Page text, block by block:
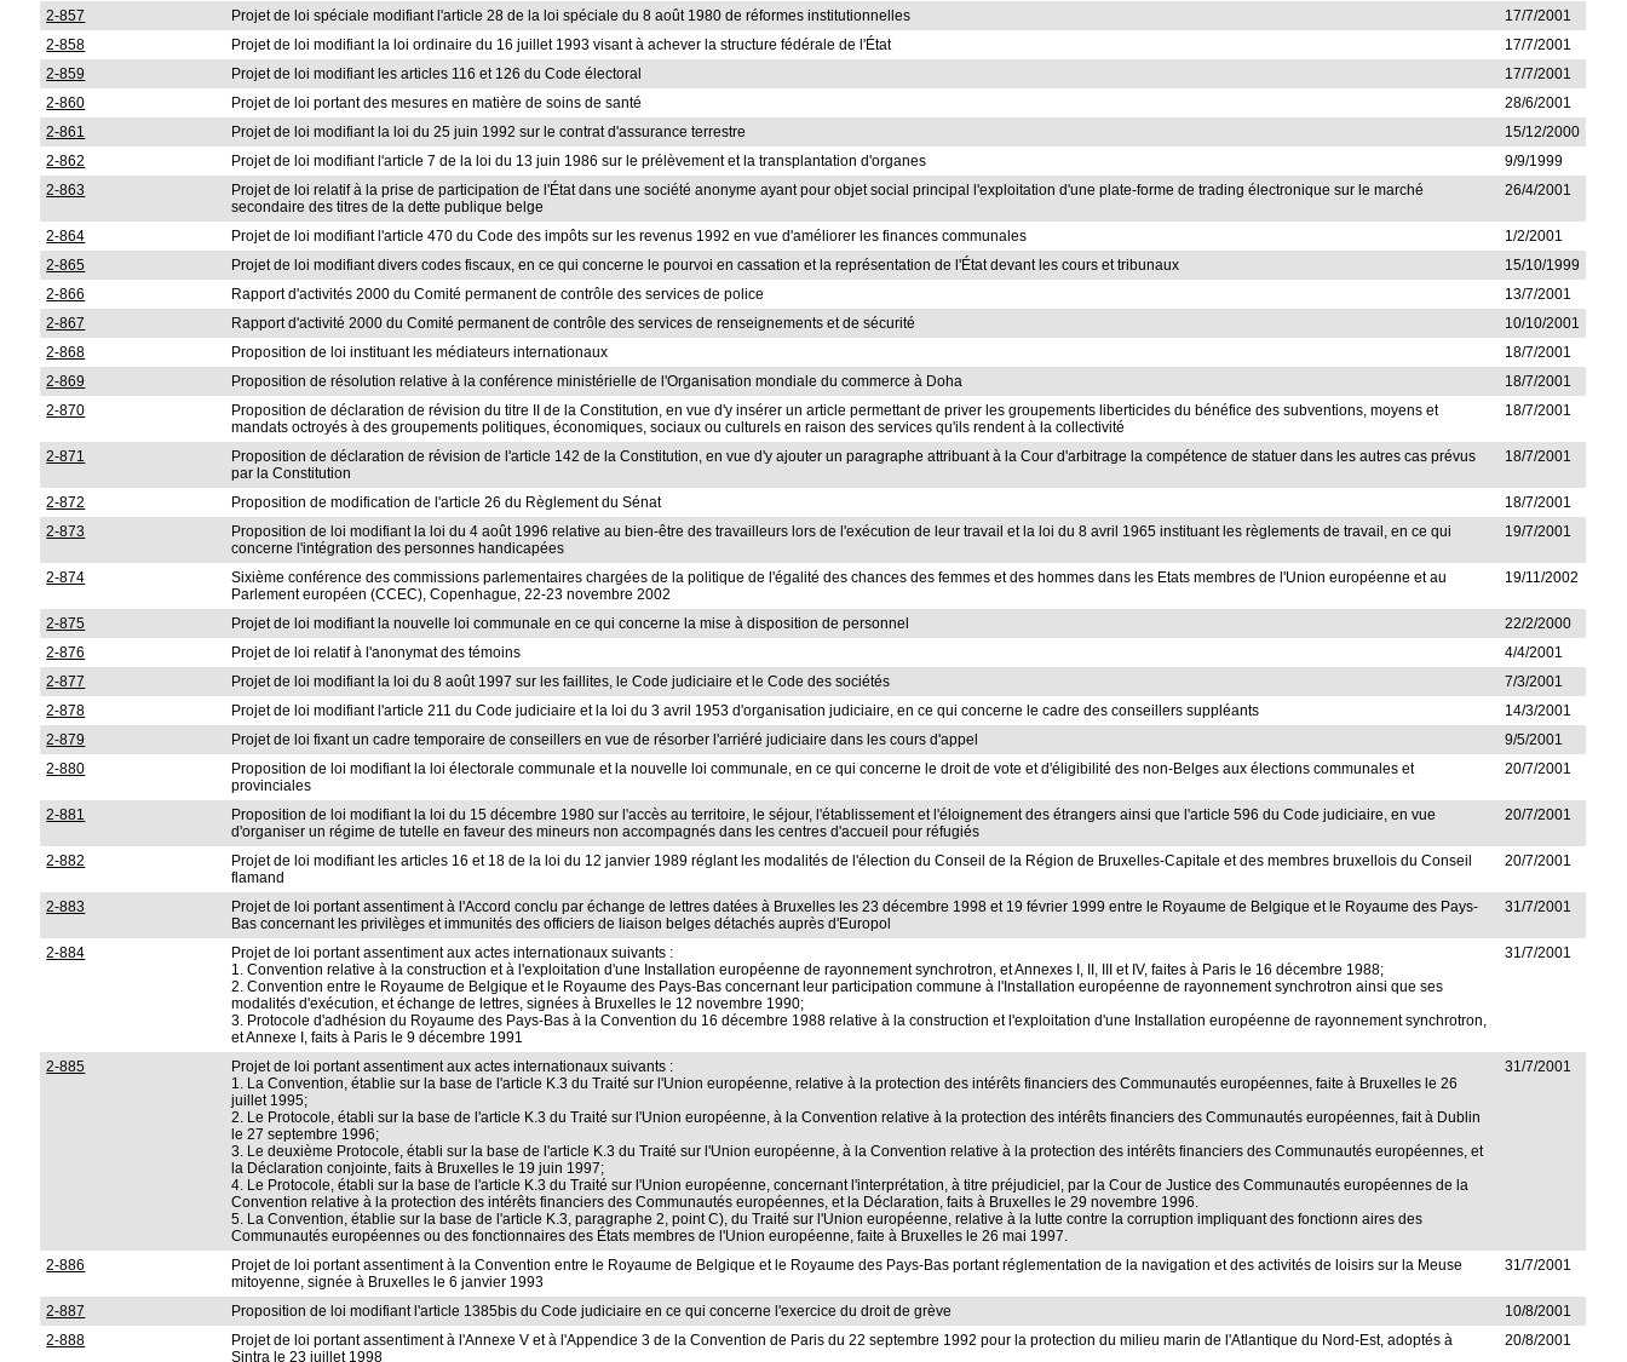
2-857
Projet de loi spéciale modifiant l'article 28 de la loi spéciale du 8 août 1980 de réformes institutionnelles
17/7/2001
2-858
Projet de loi modifiant la loi ordinaire du 16 juillet 1993 visant à achever la structure fédérale de l'État
17/7/2001
2-859
Projet de loi modifiant les articles 116 et 126 du Code électoral
17/7/2001
2-860
Projet de loi portant des mesures en matière de soins de santé
28/6/2001
2-861
Projet de loi modifiant la loi du 25 juin 1992 sur le contrat d'assurance terrestre
15/12/2000
2-862
Projet de loi modifiant l'article 7 de la loi du 13 juin 1986 sur le prélèvement et la transplantation d'organes
9/9/1999
2-863
Projet de loi relatif à la prise de participation de l'État dans une société anonyme ayant pour objet social principal l'exploitation d'une plate-forme de trading électronique sur le marché
secondaire des titres de la dette publique belge
26/4/2001
2-864 Projet de loi modifiant l'article 470 du Code des impôts sur les revenus 1992 en vue d'améliorer les finances communales
1/2/2001
2-865
Projet de loi modifiant divers codes fiscaux, en ce qui concerne le pourvoi en cassation et la représentation de l'État devant les cours et tribunaux
15/10/1999
2-866
Rapport d'activités 2000 du Comité permanent de contrôle des services de police
13/7/2001
2-867
Rapport d'activité 2000 du Comité permanent de contrôle des services de renseignements et de sécurité
10/10/2001
2-868
Proposition de loi instituant les médiateurs internationaux
18/7/2001
2-869
Proposition de résolution relative à la conférence ministérielle de l'Organisation mondiale du commerce à Doha
18/7/2001
2-870
Proposition de déclaration de révision du titre II de la Constitution, en vue d'y insérer un article permettant de priver les groupements liberticides du bénéfice des subventions, moyens et
mandats octroyés à des groupements politiques, économiques, sociaux ou culturels en raison des services qu'ils rendent à la collectivité
18/7/2001
2-871
Proposition de déclaration de révision de l'article 142 de la Constitution, en vue d'y ajouter un paragraphe attribuant à la Cour d'arbitrage la compétence de statuer dans les autres cas prévus
par la Constitution
18/7/2001
2-872 Proposition de modification de l'article 26 du Règlement du Sénat
18/7/2001
2-873
Proposition de loi modifiant la loi du 4 août 1996 relative au bien-être des travailleurs lors de l'exécution de leur travail et la loi du 8 avril 1965 instituant les règlements de travail, en ce qui
concerne l'intégration des personnes handicapées
19/7/2001
2-874
Sixième conférence des commissions parlementaires chargées de la politique de l'égalité des chances des femmes et des hommes dans les Etats membres de l'Union européenne et au
Parlement européen (CCEC), Copenhague, 22-23 novembre 2002
19/11/2002
2-875 Projet de loi modifiant la nouvelle loi communale en ce qui concerne la mise à disposition de personnel
22/2/2000
2-876
Projet de loi relatif à l'anonymat des témoins
4/4/2001
2-877
Projet de loi modifiant la loi du 8 août 1997 sur les faillites, le Code judiciaire et le Code des sociétés
7/3/2001
2-878
Projet de loi modifiant l'article 211 du Code judiciaire et la loi du 3 avril 1953 d'organisation judiciaire, en ce qui concerne le cadre des conseillers suppléants
14/3/2001
2-879
Projet de loi fixant un cadre temporaire de conseillers en vue de résorber l'arriéré judiciaire dans les cours d'appel
9/5/2001
2-880
Proposition de loi modifiant la loi électorale communale et la nouvelle loi communale, en ce qui concerne le droit de vote et d'éligibilité des non-Belges aux élections communales et
provinciales
20/7/2001
2-881
Proposition de loi modifiant la loi du 15 décembre 1980 sur l'accès au territoire, le séjour, l'établissement et l'éloignement des étrangers ainsi que l'article 596 du Code judiciaire, en vue
d'organiser un régime de tutelle en faveur des mineurs non accompagnés dans les centres d'accueil pour réfugiés
20/7/2001
2-882
Projet de loi modifiant les articles 16 et 18 de la loi du 12 janvier 1989 réglant les modalités de l'élection du Conseil de la Région de Bruxelles-Capitale et des membres bruxellois du Conseil
flamand
20/7/2001
2-883
Projet de loi portant assentiment à l'Accord conclu par échange de lettres datées à Bruxelles les 23 décembre 1998 et 19 février 1999 entre le Royaume de Belgique et le Royaume des Pays-
Bas concernant les privilèges et immunités des officiers de liaison belges détachés auprès d'Europol
31/7/2001
2-884
Projet de loi portant assentiment aux actes internationaux suivants :
1. Convention relative à la construction et à l'exploitation d'une Installation européenne de rayonnement synchrotron, et Annexes I, II, III et IV, faites à Paris le 16 décembre 1988;
2. Convention entre le Royaume de Belgique et le Royaume des Pays-Bas concernant leur participation commune à l'Installation européenne de rayonnement synchrotron ainsi que ses
modalités d'exécution, et échange de lettres, signées à Bruxelles le 12 novembre 1990;
3. Protocole d'adhésion du Royaume des Pays-Bas à la Convention du 16 décembre 1988 relative à la construction et l'exploitation d'une Installation européenne de rayonnement synchrotron,
et Annexe I, faits à Paris le 9 décembre 1991
31/7/2001
2-885
Projet de loi portant assentiment aux actes internationaux suivants :
1. La Convention, établie sur la base de l'article K.3 du Traité sur l'Union européenne, relative à la protection des intérêts financiers des Communautés européennes, faite à Bruxelles le 26
juillet 1995;
2. Le Protocole, établi sur la base de l'article K.3 du Traité sur l'Union européenne, à la Convention relative à la protection des intérêts financiers des Communautés européennes, fait à Dublin
le 27 septembre 1996;
3. Le deuxième Protocole, établi sur la base de l'article K.3 du Traité sur l'Union européenne, à la Convention relative à la protection des intérêts financiers des Communautés européennes, et
la Déclaration conjointe, faits à Bruxelles le 19 juin 1997;
4. Le Protocole, établi sur la base de l'article K.3 du Traité sur l'Union européenne, concernant l'interprétation, à titre préjudiciel, par la Cour de Justice des Communautés européennes de la
Convention relative à la protection des intérêts financiers des Communautés européennes, et la Déclaration, faits à Bruxelles le 29 novembre 1996.
5. La Convention, établie sur la base de l'article K.3, paragraphe 2, point C), du Traité sur l'Union européenne, relative à la lutte contre la corruption impliquant des fonctionn aires des
Communautés européennes ou des fonctionnaires des États membres de l'Union européenne, faite à Bruxelles le 26 mai 1997.
31/7/2001
2-886
Projet de loi portant assentiment à la Convention entre le Royaume de Belgique et le Royaume des Pays-Bas portant réglementation de la navigation et des activités de loisirs sur la Meuse
mitoyenne, signée à Bruxelles le 6 janvier 1993
31/7/2001
2-887 Proposition de loi modifiant l'article 1385bis du Code judiciaire en ce qui concerne l'exercice du droit de grève
10/8/2001
2-888
Projet de loi portant assentiment à l'Annexe V et à l'Appendice 3 de la Convention de Paris du 22 septembre 1992 pour la protection du milieu marin de l'Atlantique du Nord-Est, adoptés à
Sintra le 23 juillet 1998
20/8/2001